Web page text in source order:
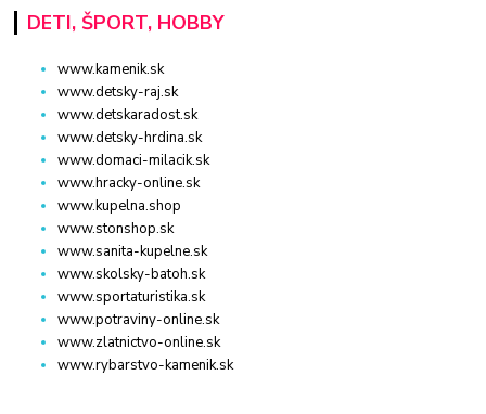
DETI, ŠPORT, HOBBY
www.kamenik.sk
www.detsky-raj.sk
www.detskaradost.sk
www.detsky-hrdina.sk
www.domaci-milacik.sk
www.hracky-online.sk
www.kupelna.shop
www.stonshop.sk
www.sanita-kupelne.sk
www.skolsky-batoh.sk
www.sportaturistika.sk
www.potraviny-online.sk
www.zlatnictvo-online.sk
www.rybarstvo-kamenik.sk